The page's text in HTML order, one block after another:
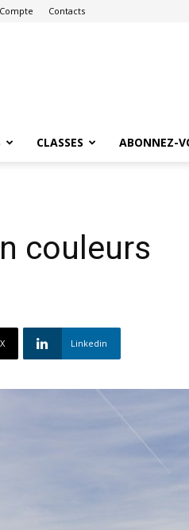
Contacts
CLASSES ABONNEZ-
couleurs
X Linkedin